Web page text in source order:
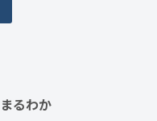
まるわか